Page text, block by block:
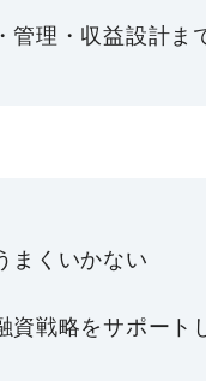
理・収益設計ま
まくいかない
戦略をサポート